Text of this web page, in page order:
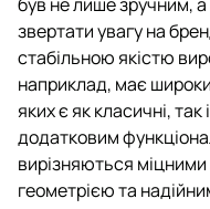
звертати увагу на
стабільною якістю
наприклад, має
яких є як класичні, так
додатковим
вирізняються
геометрією та